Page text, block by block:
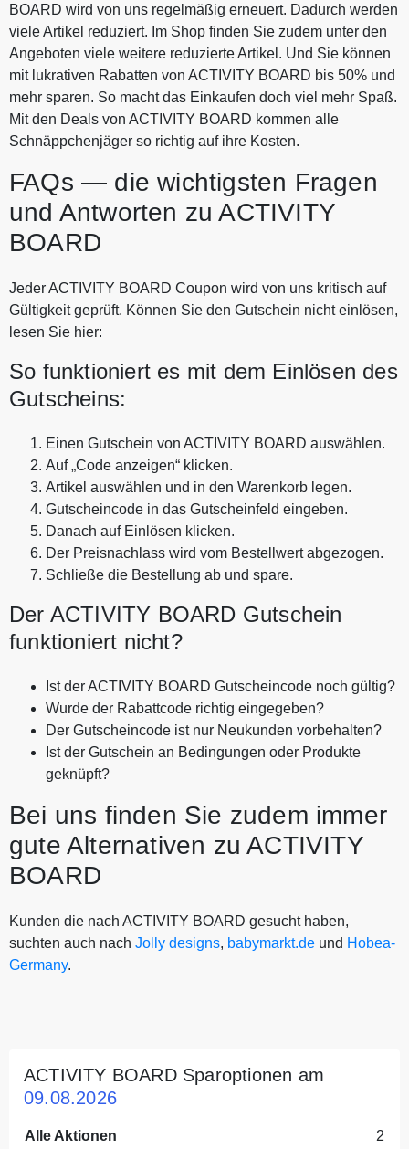
BOARD wird von uns regelmäßig erneuert. Dadurch werden
viele Artikel reduziert. Im Shop finden Sie zudem unter den
Angeboten viele weitere reduzierte Artikel. Und Sie können
mit lukrativen Rabatten von ACTIVITY BOARD bis 50% und
mehr sparen. So macht das Einkaufen doch viel mehr Spaß.
Mit den Deals von ACTIVITY BOARD kommen alle
Schnäppchenjäger so richtig auf ihre Kosten.
FAQs — die wichtigsten Fragen
und Antworten zu ACTIVITY
BOARD
Jeder ACTIVITY BOARD Coupon wird von uns kritisch auf
Gültigkeit geprüft. Können Sie den Gutschein nicht einlösen,
lesen Sie hier:
So funktioniert es mit dem Einlösen des
Gutscheins:
Einen Gutschein von ACTIVITY BOARD auswählen.
Auf „Code anzeigen“ klicken.
Artikel auswählen und in den Warenkorb legen.
Gutscheincode in das Gutscheinfeld eingeben.
Danach auf Einlösen klicken.
Der Preisnachlass wird vom Bestellwert abgezogen.
Schließe die Bestellung ab und spare.
Der ACTIVITY BOARD Gutschein
funktioniert nicht?
Ist der ACTIVITY BOARD Gutscheincode noch gültig?
Wurde der Rabattcode richtig eingegeben?
Der Gutscheincode ist nur Neukunden vorbehalten?
Ist der Gutschein an Bedingungen oder Produkte
geknüpft?
Bei uns finden Sie zudem immer
gute Alternativen zu ACTIVITY
BOARD
Kunden die nach ACTIVITY BOARD gesucht haben,
suchten auch nach Jolly designs, babymarkt.de und Hobea-
Germany.
ACTIVITY BOARD Sparoptionen am
09.08.2026
Alle Aktionen
2